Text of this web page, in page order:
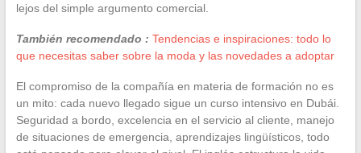
lejos del simple argumento comercial.
También recomendado : Tendencias e inspiraciones: todo lo
que necesitas saber sobre la moda y las novedades a adoptar
El compromiso de la compañía en materia de formación no es
un mito: cada nuevo llegado sigue un curso intensivo en Dubái.
Seguridad a bordo, excelencia en el servicio al cliente, manejo
de situaciones de emergencia, aprendizajes lingüísticos, todo